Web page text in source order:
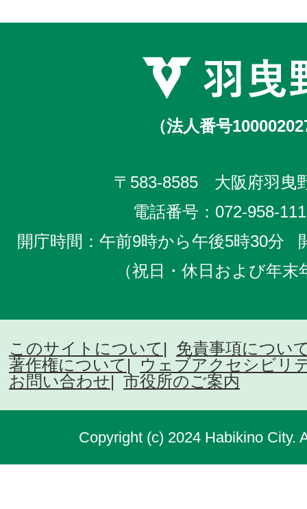
（法人番号
〒583-8585 大阪府羽曳
電話番号： 072-958-
開庁時間：午前9時から午後5時30分
（祝日・休日および年
このサイトについて
免責事項につい
著作権について
ウェブアクセシビリ
お問い合わせ
市役所のご案内
Copyright (c) 2024 Habikino City.